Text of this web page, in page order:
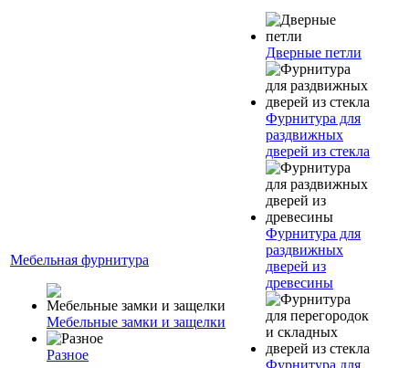
Мебельная фурнитура
Мебельные замки и защелки
Разное
Дверные петли
Фурнитура для
раздвижных
дверей из стекла
Фурнитура для
раздвижных
дверей из
древесины
Фурнитура для